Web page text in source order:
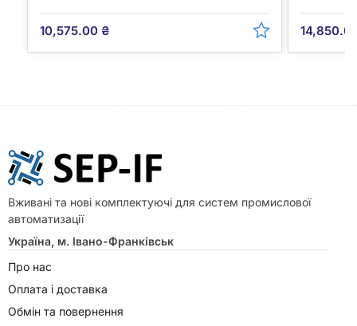
10,575.00 ₴
Вживані та нові комплектуючі для систем промислової
автоматизації
Україна, м. Івано-Франківськ
Про нас
Оплата і доставка
Обмін та повернення